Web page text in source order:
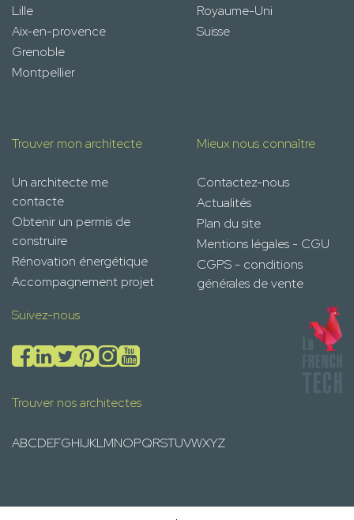
Lille
Aix-en-provence
Grenoble
Montpellier
Royaume-Uni
Suisse
Trouver mon architecte
Un architecte me
contacte
Obtenir un permis de
construire
Rénovation énergétique
Accompagnement projet
Mieux nous connaître
Contactez-nous
Actualités
Plan du site
Mentions légales - CGU
CGPS - conditions
générales de vente
Suivez-nous
Trouver nos architectes
ABCDEFGHIJKLMNOPQRSTUVWXYZ